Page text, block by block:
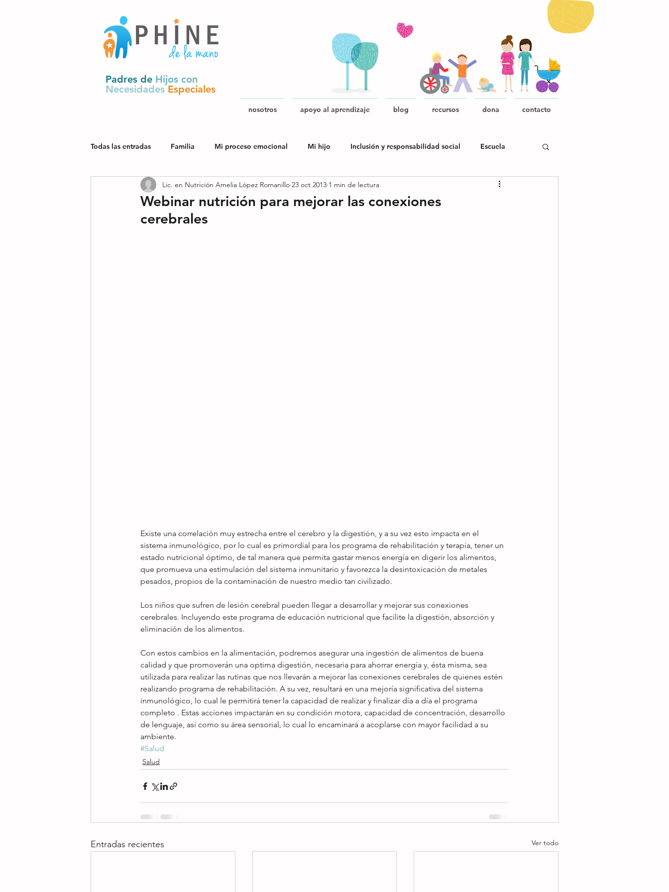
Padres de Hijos con
NecesidadesEspeciales
nosotros apoyo al aprendizaje blog recursos dona contacto
Todas las entradas Familia Mi proceso emocional Mi hijo Inclusión y responsabilidad social Escuela
Derechos y política pública
Webinar nutrición para mejorar las conexiones
cerebrales
Lic. en Nutrición Amelia López Romanillo 23 oct 2013 1 min de lectura
Existe una correlación muy estrecha entre el cerebro y la digestión, y a su vez esto impacta en el
sistema inmunológico, por lo cual es primordial para los programa de rehabilitación y terapia, tener un
estado nutricional óptimo, de tal manera que permita gastar menos energía en digerir los alimentos,
que promueva una estimulación del sistema inmunitario y favorezca la desintoxicación de metales
pesados, propios de la contaminación de nuestro medio tan civilizado.
Los niños que sufren de lesión cerebral pueden llegar a desarrollar y mejorar sus conexiones
cerebrales. Incluyendo este programa de educación nutricional que facilite la digestión, absorción y
eliminación de los alimentos.
Con estos cambios en la alimentación, podremos asegurar una ingestión de alimentos de buena
calidad y que promoverán una optima digestión, necesaria para ahorrar energía y, ésta misma, sea
utilizada para realizar las rutinas que nos llevarán a mejorar las conexiones cerebrales de quienes estén
realizando programa de rehabilitación. A su vez, resultará en una mejoría significativa del sistema
inmunológico, lo cual le permitirá tener la capacidad de realizar y finalizar día a día el programa
completo . Estas acciones impactarán en su condición motora, capacidad de concentración, desarrollo
de lenguaje, así como su área sensorial, lo cual lo encaminará a acoplarse con mayor facilidad a su
ambiente.
#Salud
Salud
Entradas recientes Ver todo